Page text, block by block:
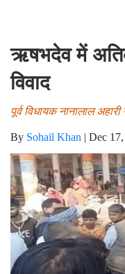
ऋषभदेव में
विवाद
पूर्व विधायक नानालाल
By Sohail Khan | Dec